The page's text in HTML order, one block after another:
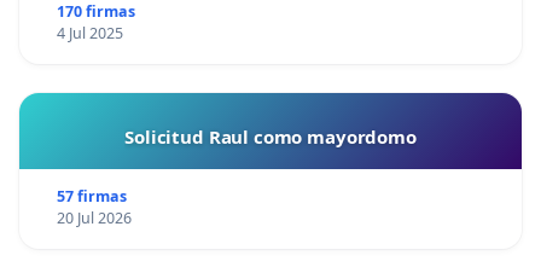
170 firmas
4 Jul 2025
Solicitud Raul como mayordomo
57 firmas
20 Jul 2026